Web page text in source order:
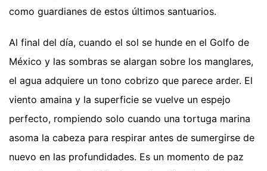
como guardianes de estos últimos santuarios.
Al final del día, cuando el sol se hunde en el Golfo de
México y las sombras se alargan sobre los manglares,
el agua adquiere un tono cobrizo que parece arder. El
viento amaina y la superficie se vuelve un espejo
perfecto, rompiendo solo cuando una tortuga marina
asoma la cabeza para respirar antes de sumergirse de
nuevo en las profundidades. Es un momento de paz